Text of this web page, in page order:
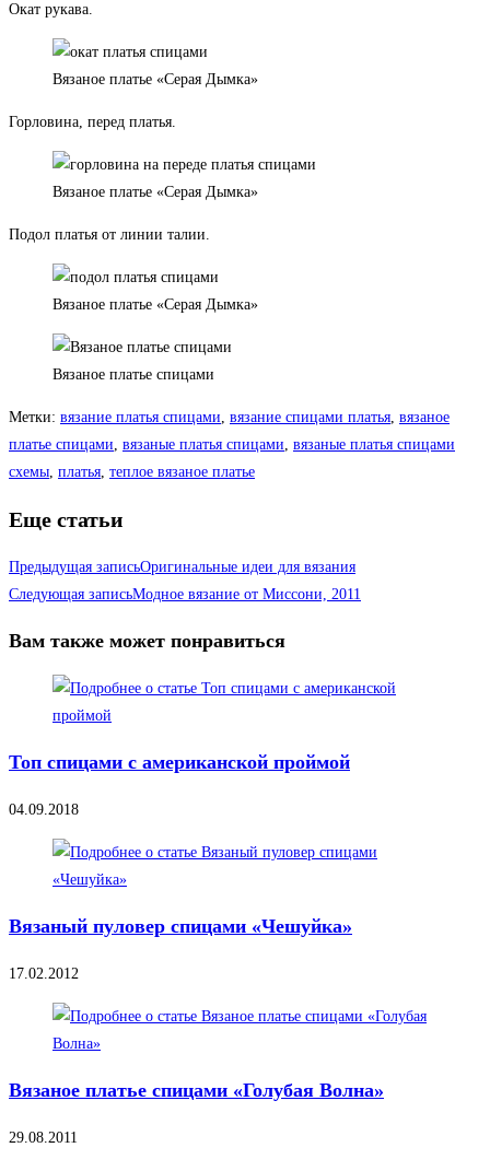
Окат рукава.
Вязаное платье «Серая Дымка»
Горловина, перед платья.
Вязаное платье «Серая Дымка»
Подол платья от линии талии.
Вязаное платье «Серая Дымка»
Вязаное платье спицами
Метки: вязание платья спицами, вязание спицами платья, вязаное
платье спицами, вязаные платья спицами, вязаные платья спицами
схемы, платья, теплое вязаное платье
Еще статьи
Предыдущая записьОригинальные идеи для вязания
Следующая записьМодное вязание от Миссони, 2011
Вам также может понравиться
Топ спицами с американской проймой
04.09.2018
Вязаный пуловер спицами «Чешуйка»
17.02.2012
Вязаное платье спицами «Голубая Волна»
29.08.2011